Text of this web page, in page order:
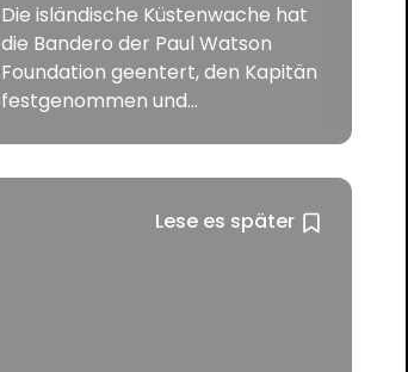
Die isländische Küstenwache hat
die Bandero der Paul Watson
Foundation geentert, den Kapitän
festgenommen und...
Lese es später